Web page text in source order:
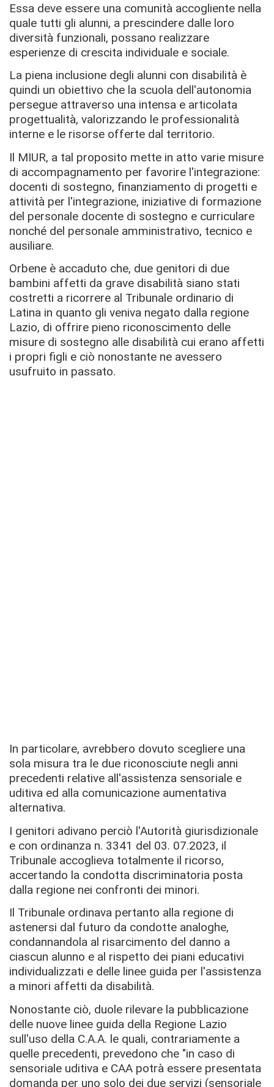
Essa deve essere una comunità accogliente nella
quale tutti gli alunni, a prescindere dalle loro
diversità funzionali, possano realizzare
esperienze di crescita individuale e sociale.
La piena inclusione degli alunni con disabilità è
quindi un obiettivo che la scuola dell'autonomia
persegue attraverso una intensa e articolata
progettualità, valorizzando le professionalità
interne e le risorse offerte dal territorio.
Il MIUR, a tal proposito mette in atto varie misure
di accompagnamento per favorire l'integrazione:
docenti di sostegno, finanziamento di progetti e
attività per l'integrazione, iniziative di formazione
del personale docente di sostegno e curriculare
nonché del personale amministrativo, tecnico e
ausiliare.
Orbene è accaduto che, due genitori di due
bambini affetti da grave disabilità siano stati
costretti a ricorrere al Tribunale ordinario di
Latina in quanto gli veniva negato dalla regione
Lazio, di offrire pieno riconoscimento delle
misure di sostegno alle disabilità cui erano affetti
i propri figli e ciò nonostante ne avessero
usufruito in passato.
In particolare, avrebbero dovuto scegliere una
sola misura tra le due riconosciute negli anni
precedenti relative all'assistenza sensoriale e
uditiva ed alla comunicazione aumentativa
alternativa.
I genitori adivano perciò l'Autorità giurisdizionale
e con ordinanza n. 3341 del 03. 07.2023, il
Tribunale accoglieva totalmente il ricorso,
accertando la condotta discriminatoria posta
dalla regione nei confronti dei minori.
Il Tribunale ordinava pertanto alla regione di
astenersi dal futuro da condotte analoghe,
condannandola al risarcimento del danno a
ciascun alunno e al rispetto dei piani educativi
individualizzati e delle linee guida per l'assistenza
a minori affetti da disabilità.
Nonostante ciò, duole rilevare la pubblicazione
delle nuove linee guida della Regione Lazio
sull'uso della C.A.A. le quali, contrariamente a
quelle precedenti, prevedono che "in caso di
sensoriale uditiva e CAA potrà essere presentata
domanda per uno solo dei due servizi (sensoriale